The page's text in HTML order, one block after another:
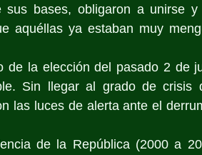
sus bases, obligaron a unirse y
aquéllas ya estaban muy
de la elección del pasado 2 de
Sin llegar al grado de crisis
las luces de alerta ante el
de la República (2000 a